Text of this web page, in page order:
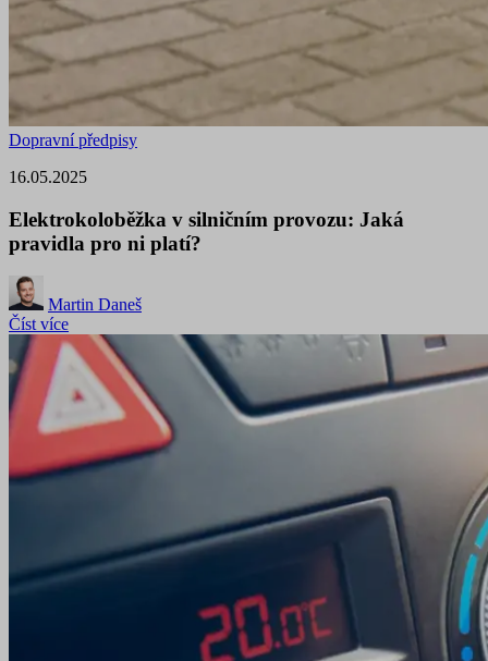
Dopravní předpisy
16.05.2025
Elektrokoloběžka v silničním provozu: Jaká
pravidla pro ni platí?
Martin Daneš
Číst více